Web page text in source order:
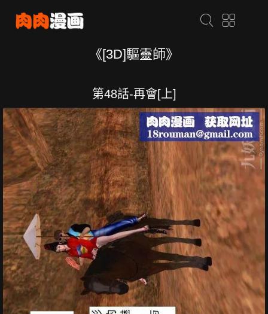
《[3D]驅靈師》
第48話-再會[上]